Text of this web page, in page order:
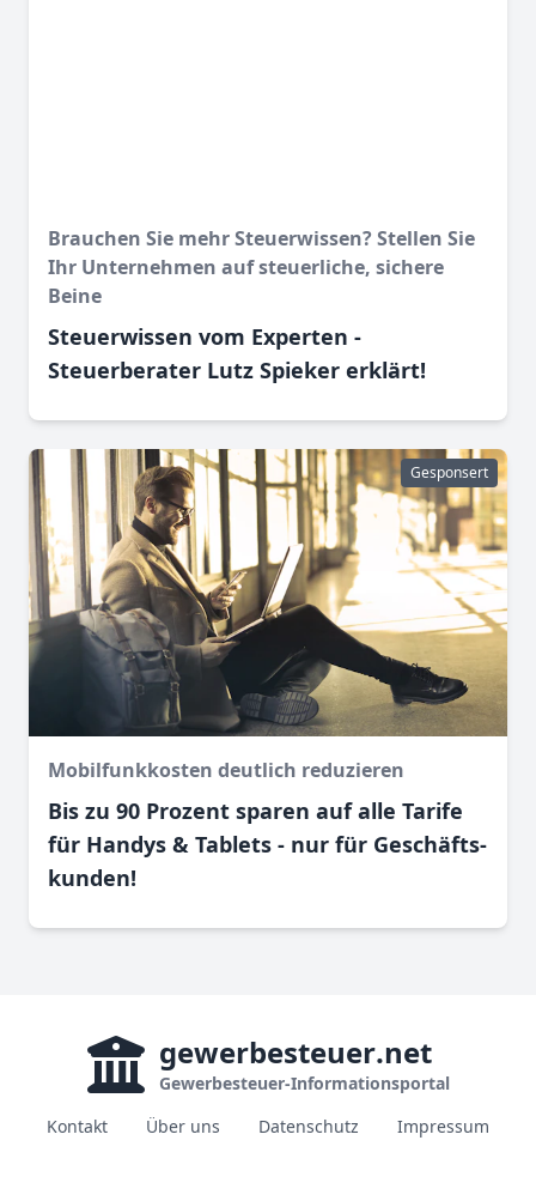
Brauchen Sie mehr Steuerwissen? Stellen Sie
Ihr Unternehmen auf steuerliche, sichere
Beine
Steuerwissen vom Experten -
Steuerberater Lutz Spieker erklärt!
Gesponsert
Mobilfunkkosten deutlich reduzieren
Bis zu 90 Prozent sparen auf alle Tarife
für Handys & Tablets - nur für Geschäfts­
kunden!
gewerbesteuer.net
Gewerbesteuer-Informationsportal
Kontakt
Über uns Datenschutz Impressum